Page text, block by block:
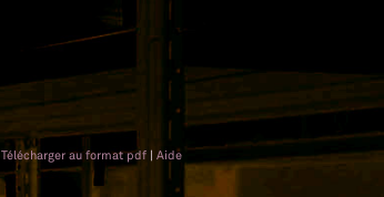
Télécharger au format pdf | Aide